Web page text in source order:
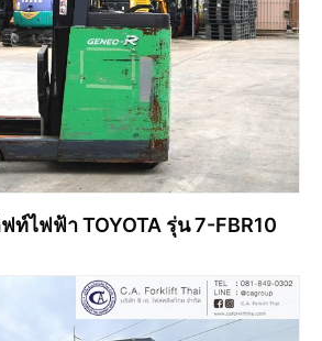
ท์ไฟฟ้า TOYOTA รุ่น 7-FBR10
อ่านเพิ่ม